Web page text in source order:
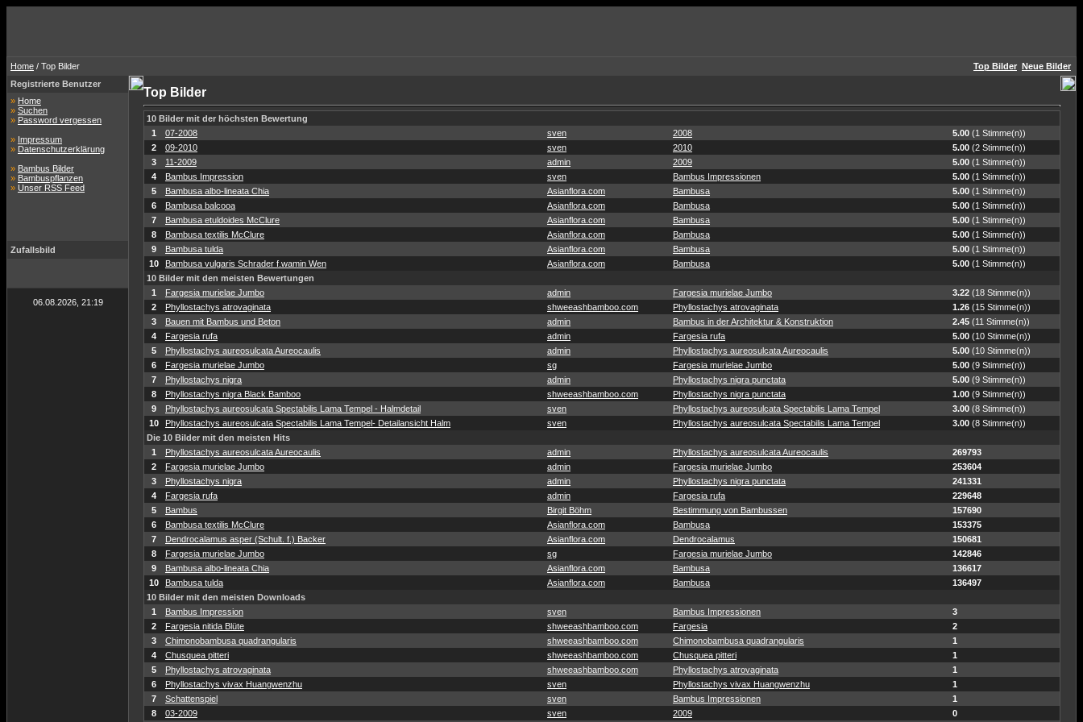
Home / Top Bilder Top Bilder Neue Bilder
Registrierte Benutzer
» Home
» Suchen
» Password vergessen
» Impressum
» Datenschutzerklärung
» Bambus Bilder
» Bambuspflanzen
» Unser RSS Feed
Zufallsbild
06.08.2026, 21:19
Top Bilder
10 Bilder mit der höchsten Bewertung
1
07-2008 sven 2008 5.00 (1 Stimme(n))
2
09-2010 sven 2010 5.00 (2 Stimme(n))
3
11-2009 admin 2009 5.00 (1 Stimme(n))
4
Bambus Impression sven Bambus Impressionen 5.00 (1 Stimme(n))
5
Bambusa albo-lineata Chia Asianflora.com Bambusa 5.00 (1 Stimme(n))
6
Bambusa balcooa Asianflora.com Bambusa 5.00 (1 Stimme(n))
7
Bambusa etuldoides McClure Asianflora.com Bambusa 5.00 (1 Stimme(n))
8
Bambusa textilis McClure Asianflora.com Bambusa 5.00 (1 Stimme(n))
9
Bambusa tulda Asianflora.com Bambusa 5.00 (1 Stimme(n))
10
Bambusa vulgaris Schrader f.wamin Wen Asianflora.com Bambusa 5.00 (1 Stimme(n))
10 Bilder mit den meisten Bewertungen
1
Fargesia murielae Jumbo admin Fargesia murielae Jumbo 3.22 (18 Stimme(n))
2
Phyllostachys atrovaginata shweeashbamboo.com Phyllostachys atrovaginata 1.26 (15 Stimme(n))
3
Bauen mit Bambus und Beton admin Bambus in der Architektur & Konstruktion 2.45 (11 Stimme(n))
4
Fargesia rufa admin Fargesia rufa 5.00 (10 Stimme(n))
5
Phyllostachys aureosulcata Aureocaulis admin Phyllostachys aureosulcata Aureocaulis 5.00 (10 Stimme(n))
6
Fargesia murielae Jumbo sg Fargesia murielae Jumbo 5.00 (9 Stimme(n))
7
Phyllostachys nigra admin Phyllostachys nigra punctata 5.00 (9 Stimme(n))
8
Phyllostachys nigra Black Bamboo shweeashbamboo.com Phyllostachys nigra punctata 1.00 (9 Stimme(n))
9
Phyllostachys aureosulcata Spectabilis Lama Tempel - Halmdetail sven Phyllostachys aureosulcata Spectabilis Lama Tempel 3.00 (8 Stimme(n))
10
Phyllostachys aureosulcata Spectabilis Lama Tempel- Detailansicht Halm sven Phyllostachys aureosulcata Spectabilis Lama Tempel 3.00 (8 Stimme(n))
Die 10 Bilder mit den meisten Hits
1
Phyllostachys aureosulcata Aureocaulis admin Phyllostachys aureosulcata Aureocaulis
269793
2
Fargesia murielae Jumbo admin Fargesia murielae Jumbo
253604
3
Phyllostachys nigra admin Phyllostachys nigra punctata
241331
4
Fargesia rufa admin Fargesia rufa
229648
5
Bambus Birgit Böhm Bestimmung von Bambussen
157690
6
Bambusa textilis McClure Asianflora.com Bambusa
153375
7
Dendrocalamus asper (Schult. f.) Backer Asianflora.com Dendrocalamus
150681
8
Fargesia murielae Jumbo sg Fargesia murielae Jumbo
142846
9
Bambusa albo-lineata Chia Asianflora.com Bambusa
136617
10
Bambusa tulda Asianflora.com Bambusa
136497
10 Bilder mit den meisten Downloads
1
Bambus Impression sven Bambus Impressionen
3
2
Fargesia nitida Blüte shweeashbamboo.com Fargesia
2
3
Chimonobambusa quadrangularis shweeashbamboo.com Chimonobambusa quadrangularis
1
4
Chusquea pitteri shweeashbamboo.com Chusquea pitteri
1
5
Phyllostachys atrovaginata shweeashbamboo.com Phyllostachys atrovaginata
1
6
Phyllostachys vivax Huangwenzhu sven Phyllostachys vivax Huangwenzhu
1
7
Schattenspiel sven Bambus Impressionen
1
8
03-2009 sven 2009 0